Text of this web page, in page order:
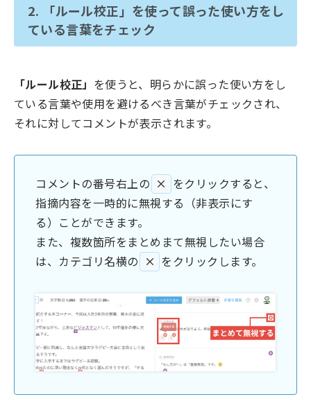
2. 「ルール校正」を使って誤った使い方をし
ている言葉をチェック
「ルール校正」 を使うと、明らかに誤った使い方をし
ている言葉や使用を避けるべき言葉がチェックされ、
それに対してコメントが表示されます。
コメントの番号右上の × をクリックすると、
指摘内容を一時的に無視する（非表示にす
る）ことができます。
また、複数箇所をまとめまて無視したい場合
は、カテゴリ名横の × をクリックします。